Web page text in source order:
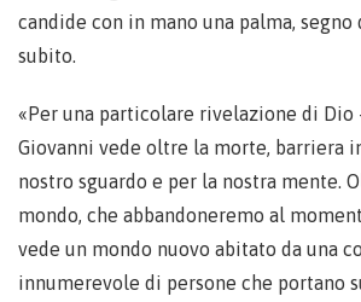
candide con in mano una palma,
subito.
«Per una particolare rivelazione di Dio
Giovanni vede oltre la morte, barriera
nostro sguardo e per la nostra mente.
mondo, che abbandoneremo al
vede un mondo nuovo abitato da una
innumerevole di persone che portano